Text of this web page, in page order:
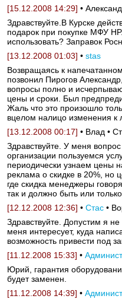
[15.12.2008 14:29] •
Здравствуйте.В Курске
подарок при покупке МФУ
использовать? Заправок
[13.12.2008 01:03] • stas
Возвращаясь к
позвонил Пирогов
вопросы полно и
цены и сроки. Был
Жаль что это произошло
вцелом налицо изменения к
[13.12.2008 00:17] • Влад •
Здравствуйте. У меня
организации пользуемся
периодически узнаем цены
реклама о скидке в 20%, но
где скидка менеджеры
так и должно быть или
[12.12.2008 12:36] • Стас •
Здравствуйте. Допустим я
меня интересует, куда
возможность привести под
[11.12.2008 15:33] •
Юрий, гарантия
будет заменен.
[11.12.2008 14:39] •